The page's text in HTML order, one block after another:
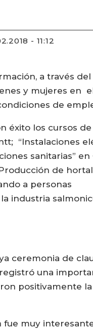
- 11:12
a través
y mujeres en
de
éxito los cursos de
“Instalaciones
sanitarias” en
de
a personas
industria
ceremonia de
una
positivamente la
fue muy